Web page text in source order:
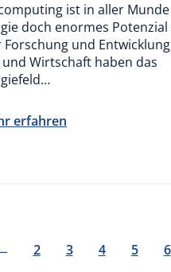
ist in aller
doch enormes
und
Wirtschaft haben das
erfahren
2 3 4 5 6